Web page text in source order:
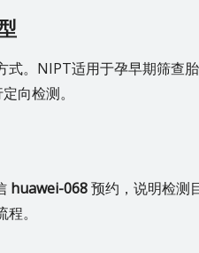
式。NIPT适用于孕早期筛查
向检测。
huawei-068预约，说明检测
。